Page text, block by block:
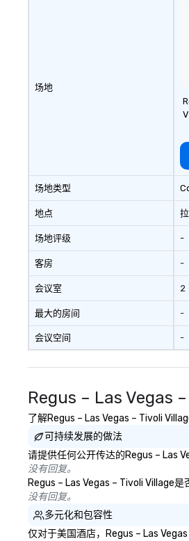
场地
场地类型
地点
场地评级
客房
会议室
最大的房间
会议空间
-
-
2
-
-
Regus – Las Vegas
了解Regus – Las Vegas – Tivoli
可持续发展的做法
请提供任何公开传达的Regus – Las
没有回复。
Regus – Las Vegas – Tivoli Village
没有回复。
多元化和包容性
仅对于美国酒店，Regus – Las